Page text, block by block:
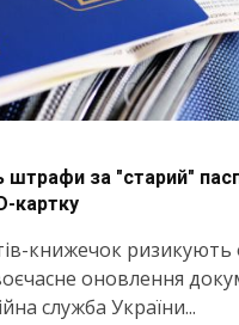
штрафи за "старий"
картку
книжечок
оновлення
служба України...